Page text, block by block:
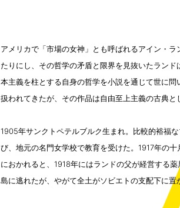
アメリカで「市場の女神」とも呼ばれるアイン・
たりにし、その哲学の矛盾と限界を見抜いたラン
本主義を柱とする自身の哲学を小説を通じて世に
扱われてきたが、その作品は自由至上主義の古典と
1905年サンクトペテルブルク生まれ。比較的裕福
び、地元の名門女学校で教育を受けた。1917年の
におかれると、1918年にはランドの父が経営する
島に逃れたが、やがて全土がソビエトの支配下に置